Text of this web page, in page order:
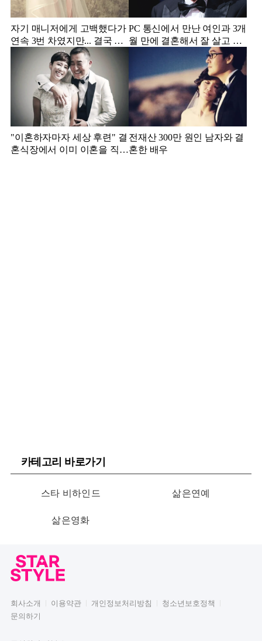
자기 매니저에게 고백했다가
연속 3번 차였지만... 결국 결
혼에 성공한 배우
PC 통신에서 만난 여인과 3개
월 만에 결혼해서 잘 살고 있
"이혼하자마자 세상 후련" 결
혼식장에서 이미 이혼을 직감
전재산 300만 원인 남자와 결
혼한 배우
카테고리 바로가기
스타 비하인드 삶은연예
삶은영화
회사소개 이용약관 개인정보처리방침
청소년보호정책
문의하기